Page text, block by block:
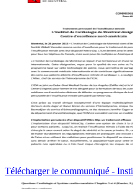
Télécharger le communiqué -